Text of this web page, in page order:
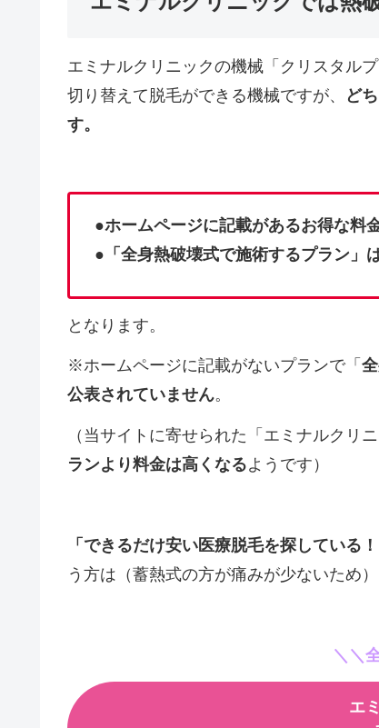
エミナルクリニックの機械「クリスタル
切り替えて脱毛ができる機械ですが、
ど
す。
●ホームページに記載があるお得な料
●「全身熱破壊式で施術するプラン」
となります。
※ホームページに記載がないプランで「
公表されていません。
（当サイトに寄せられた「エミナルクリ
ランより料金は高くなるようです）
「できるだけ安い医療脱毛を探している！
う方は（蓄熱式の方が痛みが少ないため
＼＼
エ